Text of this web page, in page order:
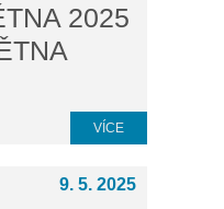
2025
VÍCE
9. 5. 2025